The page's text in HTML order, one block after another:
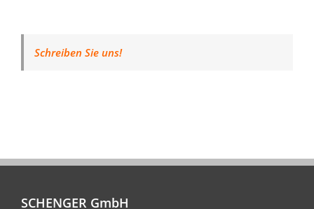
Schreiben Sie uns!
SCHENGER GmbH